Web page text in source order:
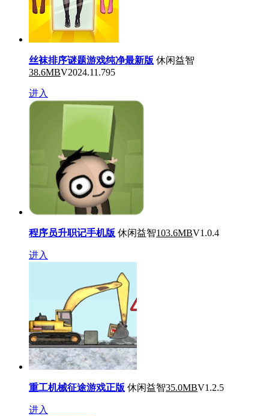
丝袜排序谜题游戏纯净最新版 休闲益智
38.6MBV2024.11.795
进入
程序员升职记手机版 休闲益智103.6MBV1.0.4
进入
重工机械征途游戏正版 休闲益智35.0MBV1.2.5
进入